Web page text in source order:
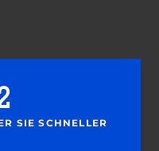
SIE SCHNELLER